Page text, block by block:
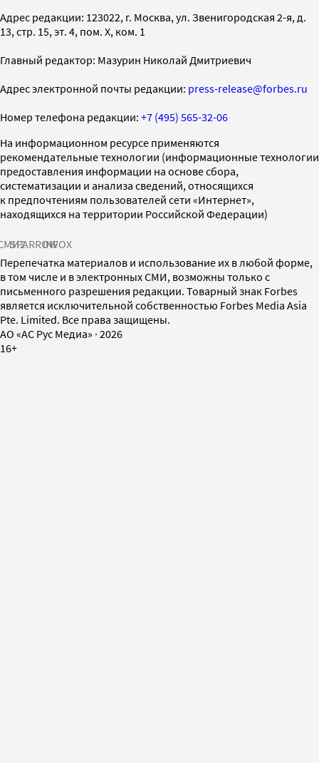
Адрес редакции: 123022, г. Москва, ул. Звенигородская 2-я, д.
13, стр. 15, эт. 4, пом. X, ком. 1
Главный редактор: Мазурин Николай Дмитриевич
Адрес электронной почты редакции: press-release@forbes.ru
Номер телефона редакции: +7 (495) 565-32-06
На информационном ресурсе применяются
рекомендательные технологии (информационные технологии
предоставления информации на основе сбора,
систематизации и анализа сведений, относящихся
к предпочтениям пользователей сети «Интернет»,
находящихся на территории Российской Федерации)
SPARROWINFOX
Перепечатка материалов и использование их в любой форме,
в том числе и в электронных СМИ, возможны только с
письменного разрешения редакции. Товарный знак Forbes
является исключительной собственностью Forbes Media Asia
Pte. Limited. Все права защищены.
AO «АС Рус Медиа» · 2026
16+